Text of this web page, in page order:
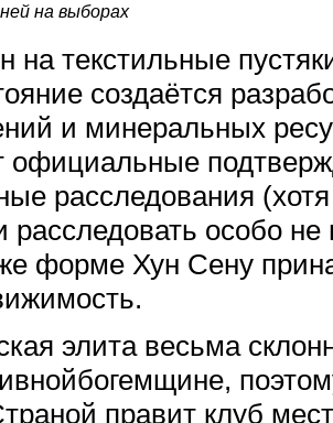
на выборах
текстильные
создаётся
и минеральных
официальные
расследования
расследовать особо
форме Хун Сену
элита весьма
правит клуб